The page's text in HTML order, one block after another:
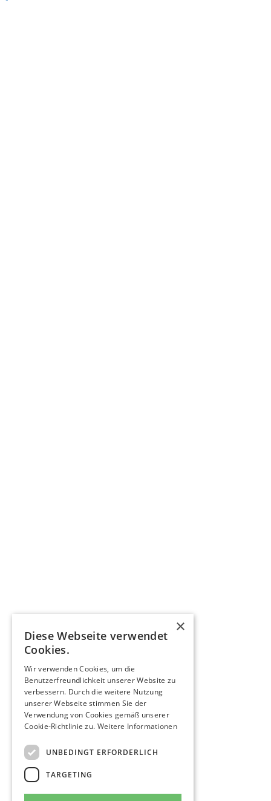
×
Diese Webseite verwendet
Cookies.
Wir verwenden Cookies, um die
Benutzerfreundlichkeit unserer Website zu
verbessern. Durch die weitere Nutzung
unserer Webseite stimmen Sie der
Verwendung von Cookies gemäß unserer
Cookie-Richtlinie zu. Weitere Informationen
UNBEDINGT ERFORDERLICH
TARGETING